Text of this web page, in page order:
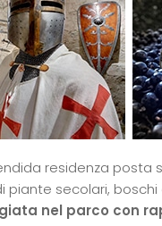
residenza posta
piante secolari,
nel parco con